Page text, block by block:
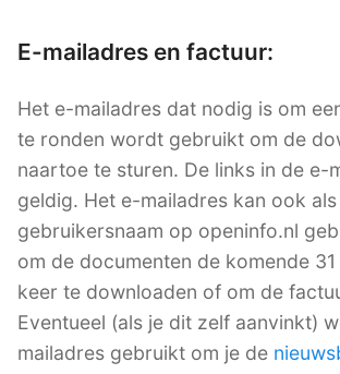
E-mailadres en factuur:
Het e-mailadres dat nodig is om
te ronden wordt gebruikt om de
naartoe te sturen. De links in de e-
geldig. Het e-mailadres kan ook als
gebruikersnaam op openinfo.nl
om de documenten de komende
keer te downloaden of om de
Eventueel (als je dit zelf aanvinkt)
mailadres gebruikt om je de